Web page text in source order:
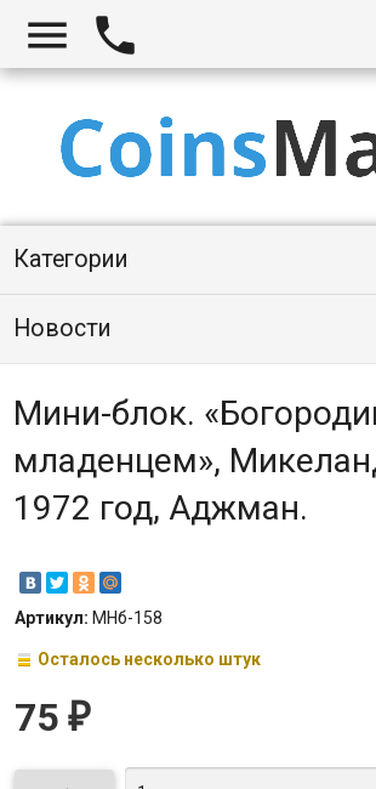
 
Категории
Новости
Мини-блок.
младенцем»,
1972 год, Аджман.
Артикул: МНб-158
Осталось несколько штук
75 ₽